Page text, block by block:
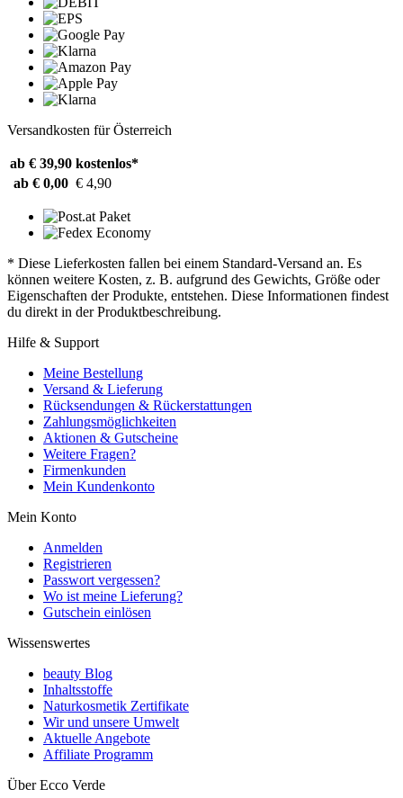
Versandkosten für Österreich
ab € 39,90 kostenlos*
ab € 0,00 € 4,90
* Diese Lieferkosten fallen bei einem Standard-Versand an. Es
können weitere Kosten, z. B. aufgrund des Gewichts, Größe oder
Eigenschaften der Produkte, entstehen. Diese Informationen findest
du direkt in der Produktbeschreibung.
Hilfe & Support
Meine Bestellung
Versand & Lieferung
Rücksendungen & Rückerstattungen
Zahlungsmöglichkeiten
Aktionen & Gutscheine
Weitere Fragen?
Firmenkunden
Mein Kundenkonto
Mein Konto
Anmelden
Registrieren
Passwort vergessen?
Wo ist meine Lieferung?
Gutschein einlösen
Wissenswertes
beauty Blog
Inhaltsstoffe
Naturkosmetik Zertifikate
Wir und unsere Umwelt
Aktuelle Angebote
Affiliate Programm
Über Ecco Verde